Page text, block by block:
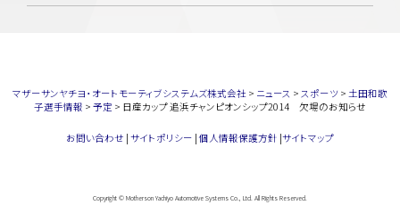
マザーサンヤチヨ・オートモーティブシステムズ株式会社 > ニュース > スポーツ > 土田和歌
子選手情報 > 予定 > 日産カップ 追浜チャンピオンシップ2014 欠場のお知らせ
お問い合わせ | サイトポリシー |個人情報保護方針 |サイトマップ
Copyright © Motherson Yachiyo Automotive Systems Co., Ltd. All Rights Reserved.